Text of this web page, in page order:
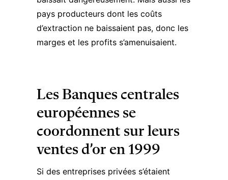
pays producteurs dont les coûts
d’extraction ne baissaient pas, donc les
marges et les profits s’amenuisaient.
Les Banques centrales
européennes se
coordonnent sur leurs
ventes d’or en 1999
Si des entreprises privées s’étaient